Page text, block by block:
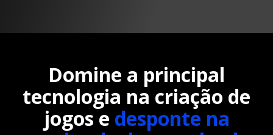
Domine a principal
tecnologia na criação de
jogos e desponte na